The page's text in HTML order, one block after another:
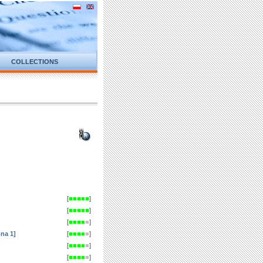
COLLECTIONS
[■■■■■]
[■■■■■]
[■■■■■]
1] [■■■■■]
[■■■■■]
[■■■■■]